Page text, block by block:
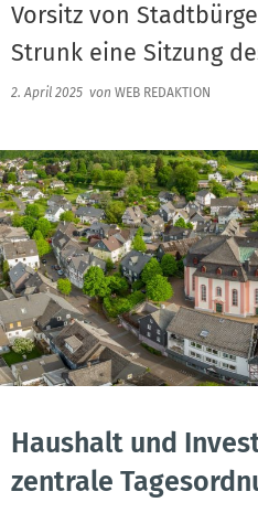
Vorsitz von
Strunk eine Sitzung
2. April 2025 von WEB REDAKTION
Haushalt und
zentrale